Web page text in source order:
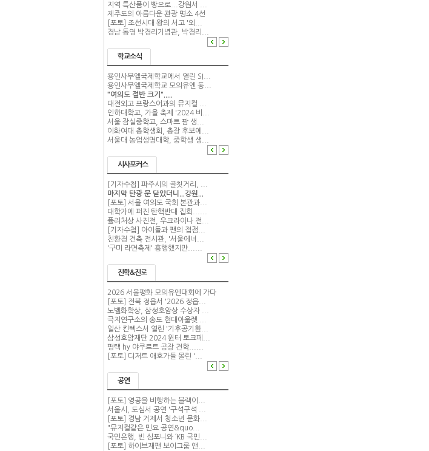
지역 특산품이 빵으로...강원서 ...
제주도의 아름다운 관광 명소 4선
[포토] 조선시대 왕의 서고 '외...
경남 통영 박경리기념관, 박경리...
학교소식
용인사무엘국제학교에서 열린 SI...
용인사무엘국제학교 모의유엔 동...
"여의도 절반 크기".....
대전외고 프랑스어과의 뮤지컬 ...
인하대학교, 가을 축제 '2024 비...
서울 잠실중학교, 스마트 팜 생...
이화여대 총학생회, 총장 후보에...
서울대 농업생명대학, 중학생 생...
시사포커스
[기자수첩] 파주시의 골칫거리, ...
마지막 탄광 문 닫았더니...강원...
[포토] 서울 여의도 국회 본관과...
대학가에 퍼진 탄핵반대 집회......
퓰리처상 사진전, 우크라이나 전...
[기자수첩] 아이돌과 팬의 접점...
친환경 건축 전시관, '서울에너...
'구미 라면축제' 흥행했지만......
진학&진로
2026 서울평화 모의유엔대회에 가다
[포토] 전북 정읍서 '2026 정읍...
노벨화학상, 삼성호암상 수상자 ...
극지연구소의 송도 현대아울렛 ...
일산 킨텍스서 열린 '기후공기환...
삼성호암재단 2024 윈터 토크페...
평택 hy 야쿠르트 공장 견학......
[포토] 디저트 애호가들 몰린 '...
공연
[포토] 영공을 비행하는 블랙이...
서울시, 도심서 공연 '구석구석 ...
[포토] 경남 거제서 청소년 문화...
"뮤지컬같은 민요 공연&quo...
국민은행, 빈 심포니와 ‘KB 국민...
[포토] 하이브재팬 보이그룹 앤...